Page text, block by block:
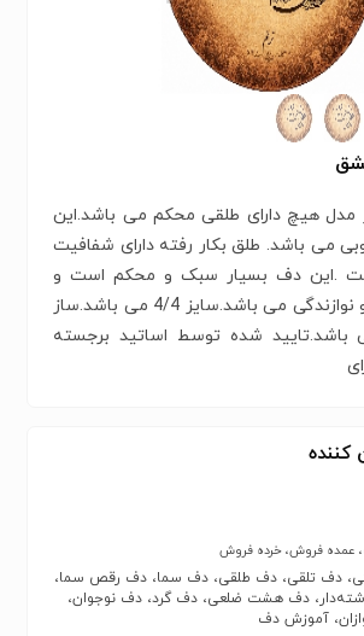
مدل هیچ دارای طلقی محکم می باشد.این
می باشد. طلق بکار رفته دارای شفافیت
.این دف بسیار سبک و محکم است و
مناسب برای اجرا و نوازندگی می باشد.سایز 4/4 می باشد.ساز
باشد.تایید شده توسط اساتید برجسته
کننده
عمده فروش، خرده فروش
دف تلقی، دف طلقی، دف سما، دف رقص سما،
دف هشت ضلعی، دف گرد، دف نوجوان،
آموزش دف